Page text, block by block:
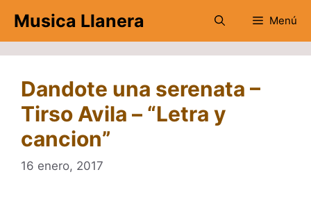
contenido
Musica Llanera Menú
Dandote una serenata –
Tirso Avila – “Letra y
cancion”
16 enero, 2017